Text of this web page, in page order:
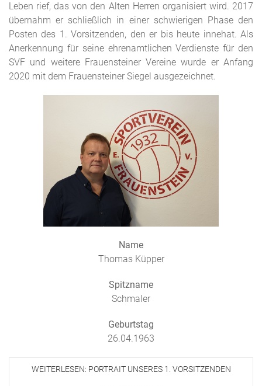
Leben rief, das von den Alten Herren organisiert wird. 2017
übernahm er schließlich in einer schwierigen Phase den
Posten des 1. Vorsitzenden, den er bis heute innehat. Als
Anerkennung für seine ehrenamtlichen Verdienste für den
SVF und weitere Frauensteiner Vereine wurde er Anfang
2020 mit dem Frauensteiner Siegel ausgezeichnet.
Name
Thomas Küpper
Spitzname
Schmaler
Geburtstag
26.04.1963
WEITERLESEN: PORTRAIT UNSERES 1. VORSITZENDEN